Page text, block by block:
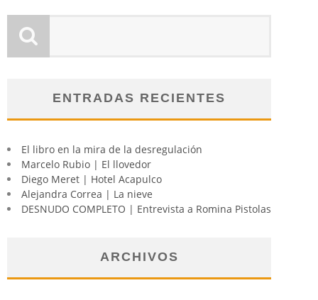
ENTRADAS RECIENTES
El libro en la mira de la desregulación
Marcelo Rubio | El llovedor
Diego Meret | Hotel Acapulco
Alejandra Correa | La nieve
DESNUDO COMPLETO | Entrevista a Romina Pistolas
ARCHIVOS